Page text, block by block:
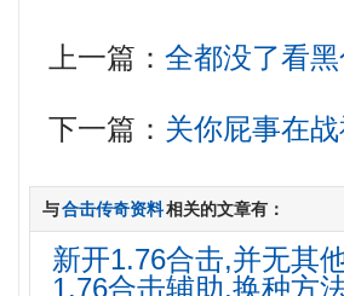
上一篇：全都没了看
下一篇： 关你屁事在
与合击传奇资料相关的文章有：
新开1.76合击,并无其
1.76合击辅助,换种方